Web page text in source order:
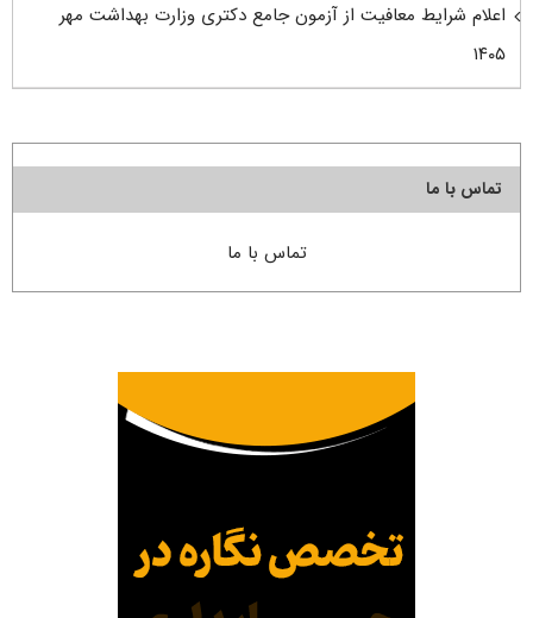
اعلام شرایط معافیت از آزمون جامع دکتری وزارت بهداشت مهر
۱۴۰۵
تماس با ما
تماس با ما